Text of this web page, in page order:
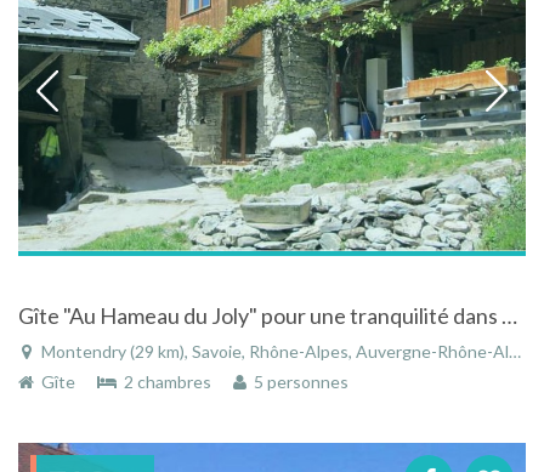
Gîte "Au Hameau du Joly" pour une tranquilité dans un espace conviviale
Montendry (29 km), Savoie, Rhône-Alpes, Auvergne-Rhône-Alpes, France
Gîte
2 chambres 5 personnes